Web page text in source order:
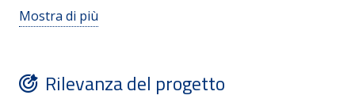
zero, fondato prevalentemente su formazione
interna e valorizzazione di formatori interni alle
organizzative, riducendo significativamente i costi di
Mostra di più
Rilevanza del progetto